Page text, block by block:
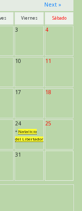
Next »
Viernes Sábado
3 4
10 11
17 18
24
* Natalicio
del Libertador
25
31